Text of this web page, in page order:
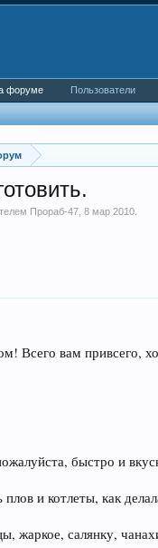
Прораб-47 ,8 мар 2010
Всего вам привсего,
быстро и
плов и котлеты, как
жаркое, салянку,
форуме Пользователи